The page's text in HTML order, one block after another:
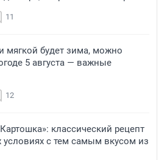
11
мягкой будет зима, можно
5 августа — важные
12
классический рецепт
с тем самым вкусом из